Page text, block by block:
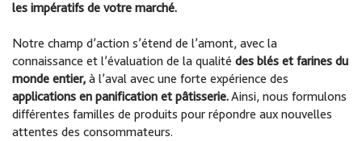
les impératifs de votre marché.
Notre champ d’action s’étend de l’amont, avec la
connaissance et l’évaluation de la qualité des blés et farines du
monde entier, à l’aval avec une forte expérience des
applications en panification et pâtisserie.Ainsi, nous formulons
différentes familles de produits pour répondre aux nouvelles
attentes des consommateurs.